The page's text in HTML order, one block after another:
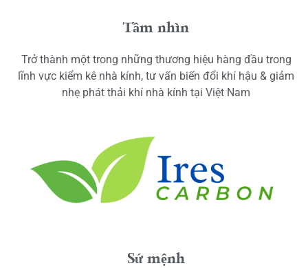
Tầm nhìn
Trở thành một trong những thương hiệu hàng đầu trong
lĩnh vực kiểm kê nhà kính, tư vấn biến đổi khí hậu & giảm
nhẹ phát thải khí nhà kính tại Việt Nam
Sứ mệnh